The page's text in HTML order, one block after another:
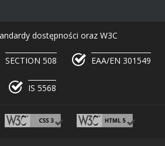
dostępności oraz W3C
SECTION 508 EAA/EN 301549
IS 5568